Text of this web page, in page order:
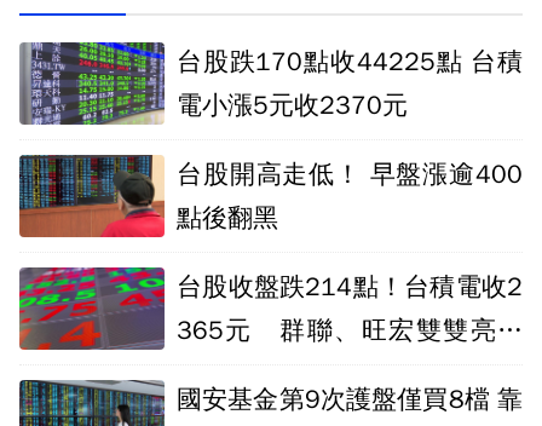
台股跌170點收44225點 台積
電小漲5元收2370元
台股開高走低！ 早盤漲逾400
點後翻黑
台股收盤跌214點！台積電收2
365元 群聯、旺宏雙雙亮燈
國安基金第9次護盤僅買8檔 靠